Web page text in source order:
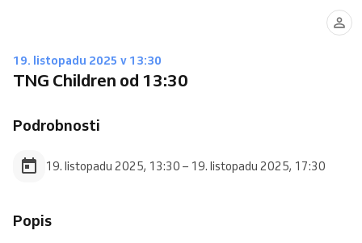
19. listopadu 2025 v 13:30
TNG Children od 13:30
Podrobnosti
19. listopadu 2025, 13:30 – 19. listopadu 2025, 17:30
Popis